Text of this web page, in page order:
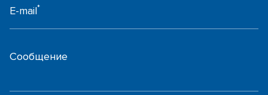
E-mail*
Сообщение